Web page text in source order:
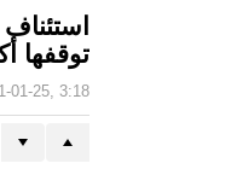
توقفها
2021-01-25,